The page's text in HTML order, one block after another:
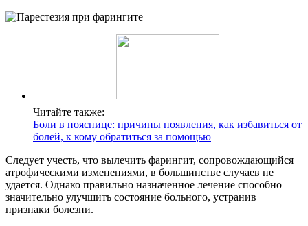
Читайте также:
Боли в пояснице: причины появления, как избавиться от
болей, к кому обратиться за помощью
Следует учесть, что вылечить фарингит, сопровождающийся
атрофическими изменениями, в большинстве случаев не
удается. Однако правильно назначенное лечение способно
значительно улучшить состояние больного, устранив
признаки болезни.